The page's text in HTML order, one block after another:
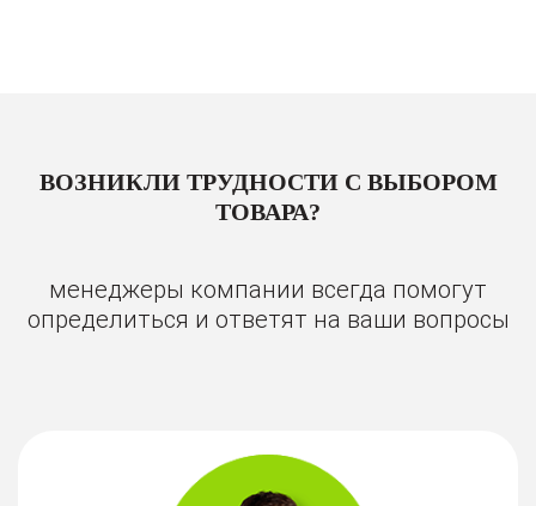
ВОЗНИКЛИ ТРУДНОСТИ С ВЫБОРОМ
ТОВАРА?
менеджеры компании всегда помогут
определиться и ответят на ваши вопросы